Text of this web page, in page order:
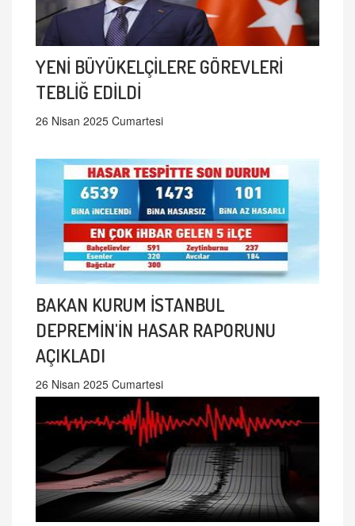
YENİ BÜYÜKELÇİLERE GÖREVLERİ
TEBLİĞ EDİLDİ
26 Nisan 2025 Cumartesi
BAKAN KURUM İSTANBUL
DEPREMİN'İN HASAR RAPORUNU
AÇIKLADI
26 Nisan 2025 Cumartesi